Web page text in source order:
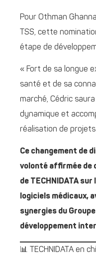
Pour Othman
TSS, cette
étape de
« Fort de sa longue
santé et de sa
marché, Cédric
dynamique et
réalisation de
Ce changement de
volonté affirmée de
de TECHNIDATA
logiciels médicaux,
synergies du
développement
📊 TECHNIDATA en